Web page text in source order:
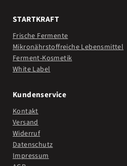
STARTKRAFT
Frische Fermente
Mikronährstoffreiche Lebensmittel
Ferment-Kosmetik
White Label
Kundenservice
Kontakt
Versand
Widerruf
Datenschutz
Impressum